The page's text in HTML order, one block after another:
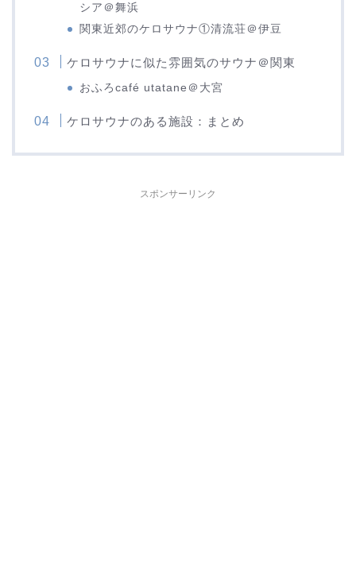
シア＠舞浜
関東近郊のケロサウナ①清流荘＠伊豆
ケロサウナに似た雰囲気のサウナ＠関東
おふろcafé utatane＠大宮
ケロサウナのある施設：まとめ
スポンサーリンク